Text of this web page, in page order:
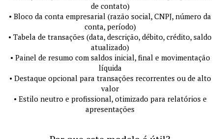
de contato)
• Bloco da conta empresarial (razão social, CNPJ, número da
conta, período)
• Tabela de transações (data, descrição, débito, crédito, saldo
atualizado)
• Painel de resumo com saldos inicial, final e movimentação
líquida
• Destaque opcional para transações recorrentes ou de alto
valor
• Estilo neutro e profissional, otimizado para relatórios e
apresentações